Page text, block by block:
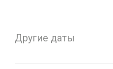
Другие даты